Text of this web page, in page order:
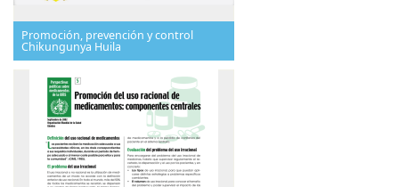
Promoción, prevención y control
Chikungunya Huila